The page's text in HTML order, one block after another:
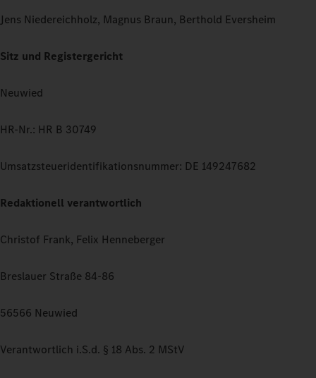
Jens Niedereichholz, Magnus Braun, Berthold Eversheim
Sitz und Registergericht
Neuwied
HR-Nr.: HR B 30749
Umsatzsteueridentifikationsnummer: DE 149247682
Redaktionell verantwortlich
Christof Frank, Felix Henneberger
Breslauer Straße 84-86
56566 Neuwied
Verantwortlich i.S.d. § 18 Abs. 2 MStV